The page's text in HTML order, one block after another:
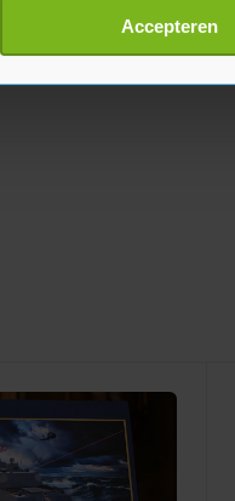
in het
detailgedeelte
Accepteren